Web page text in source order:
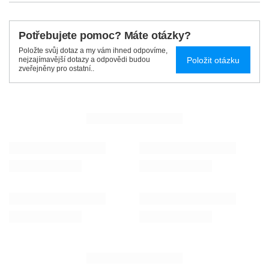
Potřebujete pomoc? Máte otázky?
Položte svůj dotaz a my vám ihned odpovíme,
nejzajímavější dotazy a odpovědi budou
zveřejněny pro ostatní..
Položit otázku